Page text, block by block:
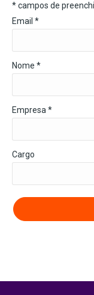
*campos de
Email *
Nome *
Empresa *
Cargo